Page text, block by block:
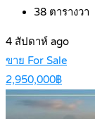
38 ตารางวา
4 สัปดาห์ ago
ขาย For Sale
2,950,000฿